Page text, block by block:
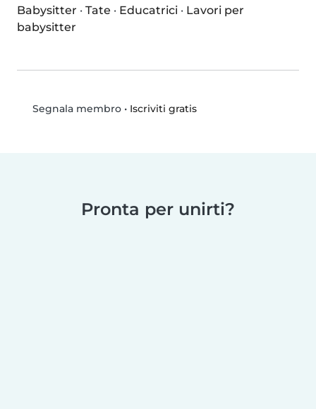
Babysitter · Tate · Educatrici · Lavori per
babysitter
Segnala membro• Iscriviti gratis
Pronta per unirti?